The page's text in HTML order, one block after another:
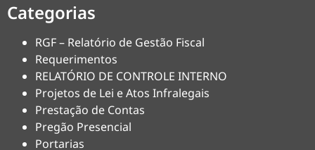
Categorias
RGF – Relatório de Gestão Fiscal
Requerimentos
RELATÓRIO DE CONTROLE INTERNO
Projetos de Lei e Atos Infralegais
Prestação de Contas
Pregão Presencial
Portarias